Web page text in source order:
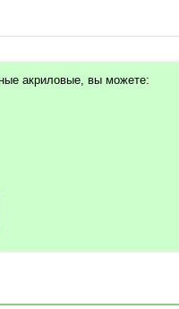
акриловые, вы можете: